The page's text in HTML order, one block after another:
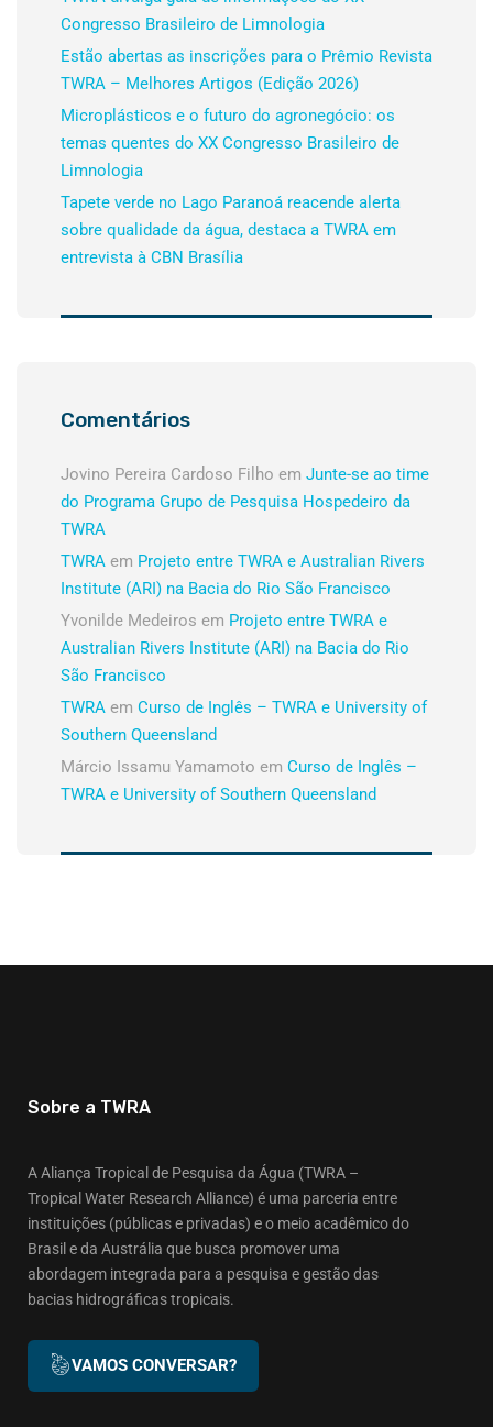
Congresso Brasileiro de Limnologia
Estão abertas as inscrições para o Prêmio Revista
TWRA – Melhores Artigos (Edição 2026)
Microplásticos e o futuro do agronegócio: os
temas quentes do XX Congresso Brasileiro de
Limnologia
Tapete verde no Lago Paranoá reacende alerta
sobre qualidade da água, destaca a TWRA em
entrevista à CBN Brasília
Comentários
Jovino Pereira Cardoso Filho em Junte-se ao time
do Programa Grupo de Pesquisa Hospedeiro da
TWRA
TWRA em Projeto entre TWRA e Australian Rivers
Institute (ARI) na Bacia do Rio São Francisco
Yvonilde Medeiros em Projeto entre TWRA e
Australian Rivers Institute (ARI) na Bacia do Rio
São Francisco
TWRA em Curso de Inglês – TWRA e University of
Southern Queensland
Márcio Issamu Yamamoto em Curso de Inglês –
TWRA e University of Southern Queensland
Sobre a TWRA
A Aliança Tropical de Pesquisa da Água (TWRA –
Tropical Water Research Alliance) é uma parceria entre
instituições (públicas e privadas) e o meio acadêmico do
Brasil e da Austrália que busca promover uma
abordagem integrada para a pesquisa e gestão das
bacias hidrográficas tropicais.
VAMOS CONVERSAR?